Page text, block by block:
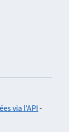
via l'API -